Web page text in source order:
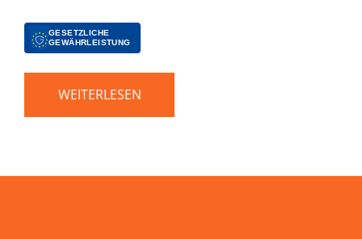
GESETZLICHE
GEWÄHRLEISTUNG
WEITERLESEN